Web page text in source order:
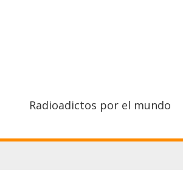
Radioadictos por el mundo